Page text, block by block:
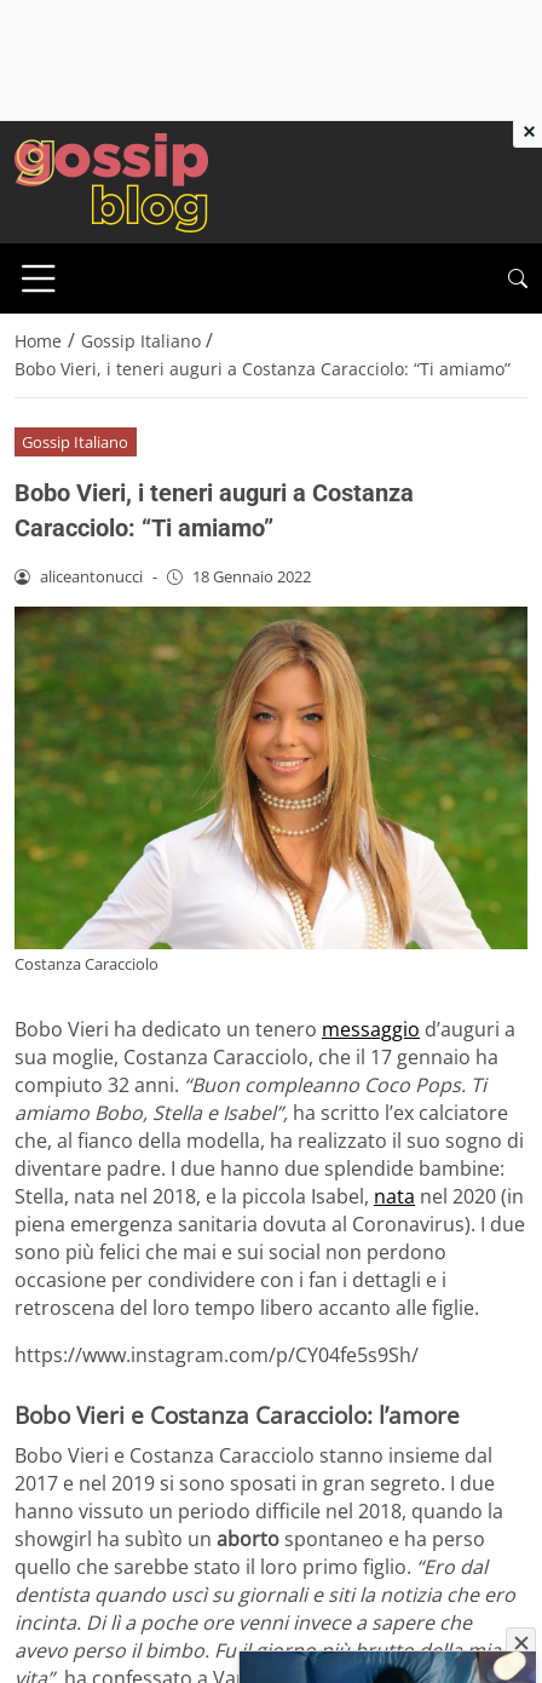
Home / Gossip Italiano /
Bobo Vieri, i teneri auguri a Costanza Caracciolo: “Ti amiamo”
Gossip Italiano
Bobo Vieri, i teneri auguri a Costanza
Caracciolo: “Ti amiamo”
aliceantonucci - 18 Gennaio 2022
Costanza Caracciolo
Bobo Vieri ha dedicato un tenero messaggio d’auguri a
sua moglie, Costanza Caracciolo, che il 17 gennaio ha
compiuto 32 anni. “Buon compleanno Coco Pops. Ti
amiamo Bobo, Stella e Isabel”, ha scritto l’ex calciatore
che, al fianco della modella, ha realizzato il suo sogno di
diventare padre. I due hanno due splendide bambine:
Stella, nata nel 2018, e la piccola Isabel, nata nel 2020 (in
piena emergenza sanitaria dovuta al Coronavirus). I due
sono più felici che mai e sui social non perdono
occasione per condividere con i fan i dettagli e i
retroscena del loro tempo libero accanto alle figlie.
https://www.instagram.com/p/CY04fe5s9Sh/
Bobo Vieri e Costanza Caracciolo: l’amore
Bobo Vieri e Costanza Caracciolo stanno insieme dal
2017 e nel 2019 si sono sposati in gran segreto. I due
hanno vissuto un periodo difficile nel 2018, quando la
showgirl ha subìto un abortospontaneo e ha perso
quello che sarebbe stato il loro primo figlio. “Ero dal
dentista quando uscì su giornali e siti la notizia che ero
incinta. Di lì a poche ore venni invece a sapere che
avevo perso il bimbo. Fu il giorno più brutto della mia
×